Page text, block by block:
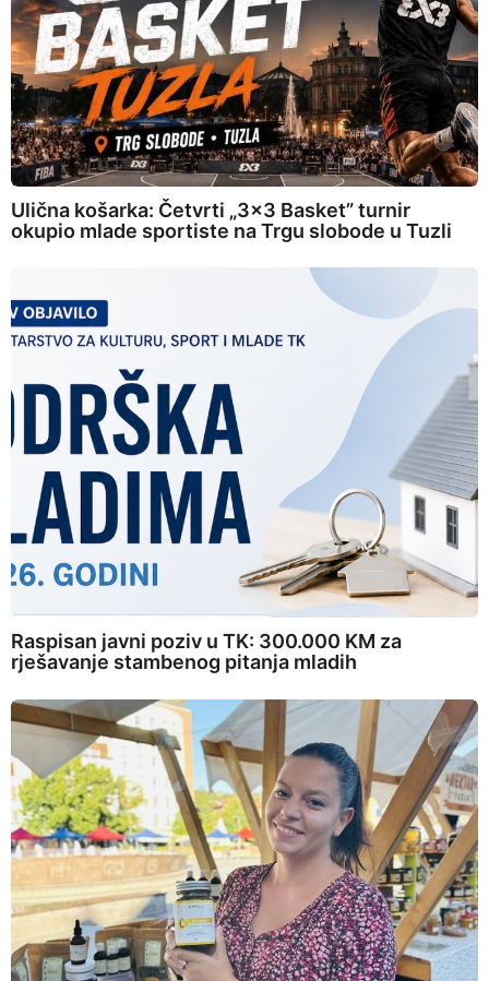
Ulična košarka: Četvrti „3×3 Basket” turnir
okupio mlade sportiste na Trgu slobode u Tuzli
Raspisan javni poziv u TK: 300.000 KM za
rješavanje stambenog pitanja mladih